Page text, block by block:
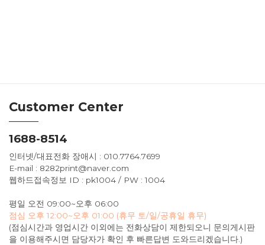
Customer Center
1688-8514
인터넷/대표전화 장애시 : 010.7764.7699
E-mail : 8282print@naver.com
웹하드접속정보 ID : pk1004 / PW : 1004
평일 오전 09:00~오후 06:00
점심 오후 12:00~오후 01:00 (휴무 토/일/공휴일 휴무)
(점심시간과 영업시간 이외에는 전화상담이 제한되오니 문의게시판
을 이용해주시면 담당자가 확인 후 빠른답변 도와드리겠습니다.)